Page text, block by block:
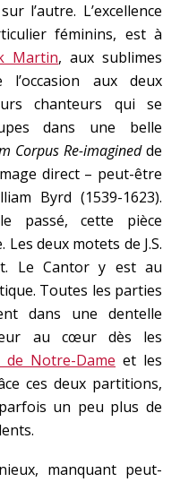
l’autre. L’excellence
féminins, est à
Martin, aux sublimes
l’occasion aux deux
chanteurs qui se
dans une belle
Corpus Re-imaginedde
direct – peut-être
Byrd (1539-1623).
passé, cette pièce
deux motets de J.S.
Le Cantor y est au
Toutes les parties
dans une dentelle
au cœur dès les
de Notre-Dame et les
ces deux partitions,
un peu plus de
manquant peut-